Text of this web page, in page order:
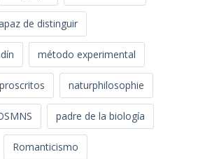
de distinguir
método experimental
naturphilosophie
padre de la biología
Romanticismo